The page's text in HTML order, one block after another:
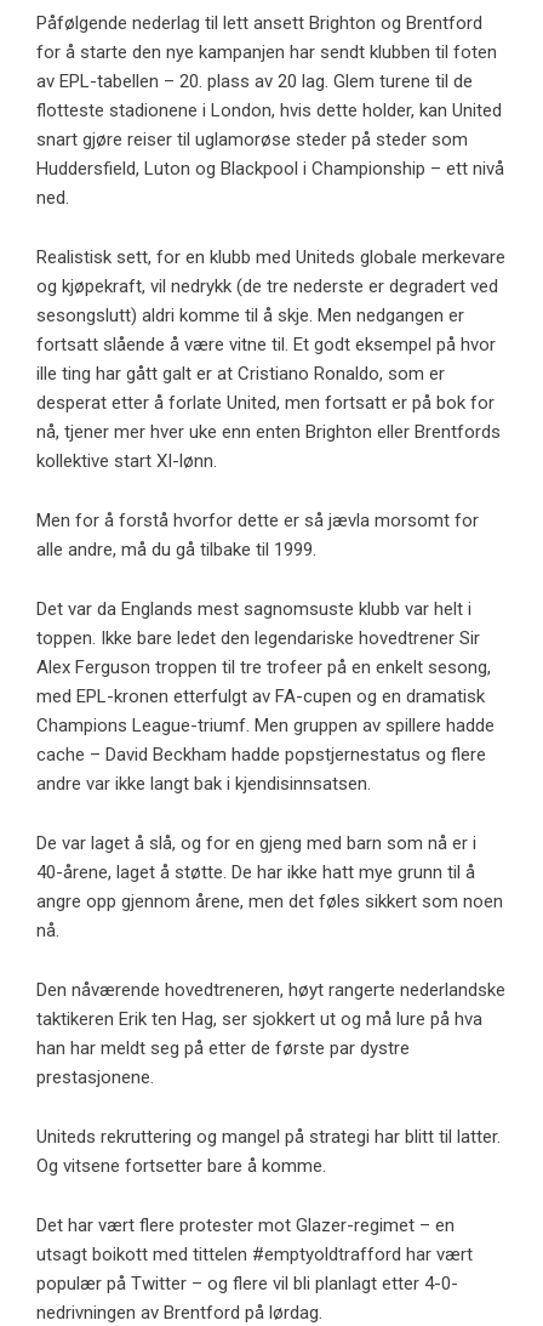
Påfølgende nederlag til lett ansett Brighton og Brentford
for å starte den nye kampanjen har sendt klubben til foten
av EPL-tabellen – 20. plass av 20 lag. Glem turene til de
flotteste stadionene i London, hvis dette holder, kan United
snart gjøre reiser til uglamorøse steder på steder som
Huddersfield, Luton og Blackpool i Championship – ett nivå
ned.
Realistisk sett, for en klubb med Uniteds globale merkevare
og kjøpekraft, vil nedrykk (de tre nederste er degradert ved
sesongslutt) aldri komme til å skje. Men nedgangen er
fortsatt slående å være vitne til. Et godt eksempel på hvor
ille ting har gått galt er at Cristiano Ronaldo, som er
desperat etter å forlate United, men fortsatt er på bok for
nå, tjener mer hver uke enn enten Brighton eller Brentfords
kollektive start XI-lønn.
Men for å forstå hvorfor dette er så jævla morsomt for
alle andre, må du gå tilbake til 1999.
Det var da Englands mest sagnomsuste klubb var helt i
toppen. Ikke bare ledet den legendariske hovedtrener Sir
Alex Ferguson troppen til tre trofeer på en enkelt sesong,
med EPL-kronen etterfulgt av FA-cupen og en dramatisk
Champions League-triumf. Men gruppen av spillere hadde
cache – David Beckham hadde popstjernestatus og flere
andre var ikke langt bak i kjendisinnsatsen.
De var laget å slå, og for en gjeng med barn som nå er i
40-årene, laget å støtte. De har ikke hatt mye grunn til å
angre opp gjennom årene, men det føles sikkert som noen
nå.
Den nåværende hovedtreneren, høyt rangerte nederlandske
taktikeren Erik ten Hag, ser sjokkert ut og må lure på hva
han har meldt seg på etter de første par dystre
prestasjonene.
Uniteds rekruttering og mangel på strategi har blitt til latter.
Og vitsene fortsetter bare å komme.
Det har vært flere protester mot Glazer-regimet – en
utsagt boikott med tittelen #emptyoldtrafford har vært
populær på Twitter – og flere vil bli planlagt etter 4-0-
nedrivningen av Brentford på lørdag.